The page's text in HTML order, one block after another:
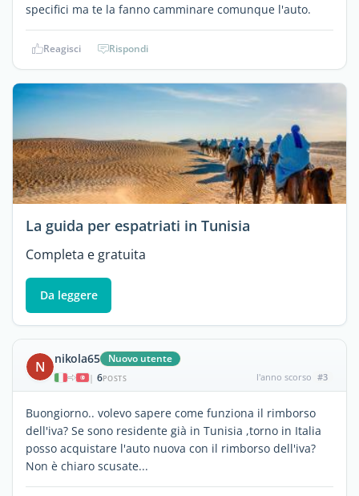
specifici ma te la fanno camminare comunque l'auto.
Reagisci Rispondi
La guida per espatriati in Tunisia
Completa e gratuita
Da leggere
N nikola65 Nuovo utente
| 6POSTS l'anno scorso #3
Buongiorno.. volevo sapere come funziona il rimborso
dell'iva? Se sono residente già in Tunisia ,torno in Italia
posso acquistare l'auto nuova con il rimborso dell'iva?
Non è chiaro scusate...